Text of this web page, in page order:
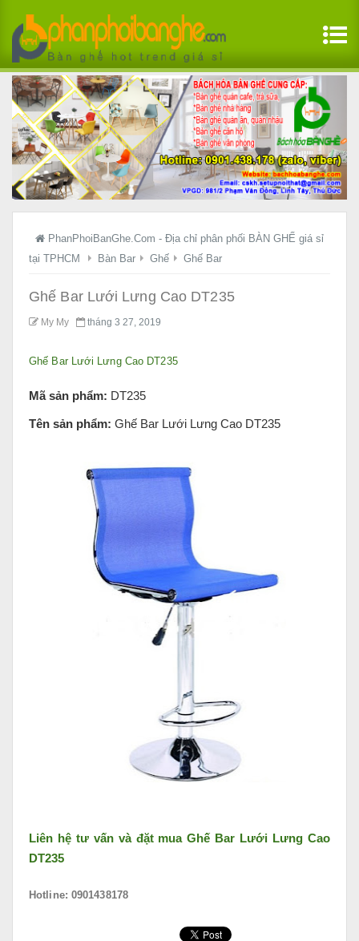
PhanPhoiBanGhe.Com - Địa chỉ phân phối BÀN GHẾ giá sỉ
tại TPHCM
Bàn Bar Ghế Ghế Bar
Ghế Bar Lưới Lưng Cao DT235
My My tháng 3 27, 2019
Ghế Bar Lưới Lưng Cao DT235
Mã sản phẩm: DT235
Tên sản phẩm: Ghế Bar Lưới Lưng Cao DT235
Liên hệ tư vấn và đặt muaGhế Bar Lưới Lưng Cao
DT235
Hotline: 0901438178